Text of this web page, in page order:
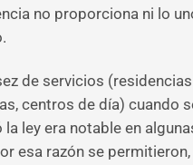
no proporciona ni lo
de servicios (residencias
centros de día) cuando
ley era notable en
esa razón se